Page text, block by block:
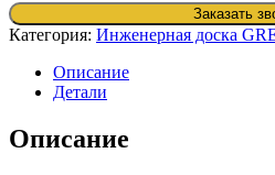
Заказать
Категория: Инженерная доска
Описание
Детали
Описание